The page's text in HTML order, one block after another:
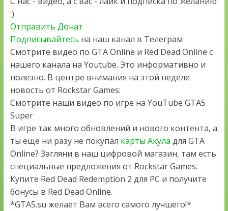
:)
Отправить Донат
Подписывайтесь на наш канал в Телеграм
Смотрите видео по GTA Online и Red Dead Online с
нашего канала на Youtube. Это информативно и
полезно. В центре внимания на этой неделе
новость от Rockstar Games:
Смотрите наши видео по игре на YouTube GTA5
Super
В игре так много обновлений и нового контента, а
ты ещё ни разу не покупал карты Акула для GTA
Online? Загляни в наш цифровой магазин, там есть
специальные предложения от Rockstar Games.
Купите Red Dead Redemption 2 для PC и получите
бонусы в Red Dead Online.
*GTA5.su желает Вам всего самого лучшего!*